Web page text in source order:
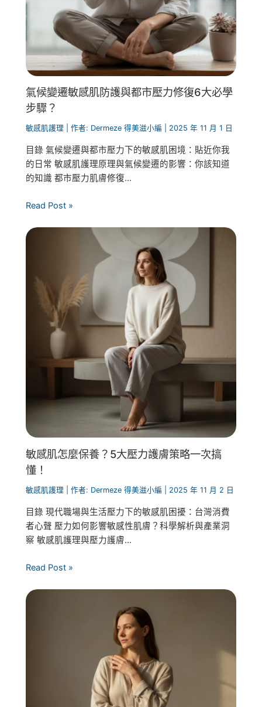
氣候變遷敏感肌防護與都市壓力修復6大必學
步驟？
敏感肌護理 | 作者: Dermeze 得美滋小編 2025 年 11 月 1 日
目錄 氣候變遷與都市壓力下的敏感肌困境：貼近你我
的日常 敏感肌護理原理與氣候變遷的影響：你該知道
的知識 都市壓力肌膚修復...
Read Post »
敏感肌怎麼保養？5大壓力護膚策略一次搞
懂！
敏感肌護理 | 作者: Dermeze 得美滋小編 2025 年 11 月 2 日
目錄 現代職場與生活壓力下的敏感肌困擾：台灣消費
者心聲 壓力如何影響敏感性肌膚？科學解析與產業洞
察 敏感肌護理與壓力護膚...
Read Post »